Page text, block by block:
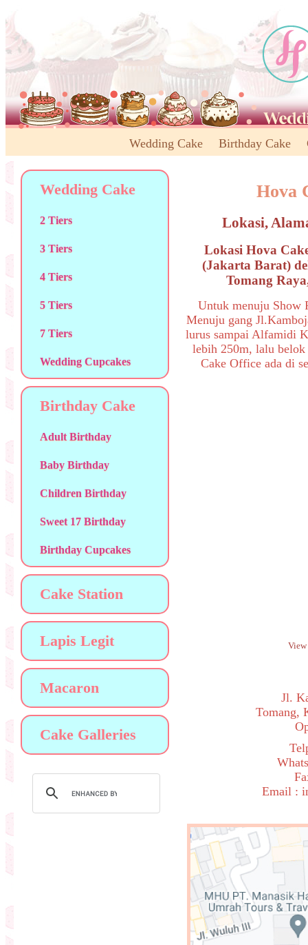
Wedding Cake Birthday Cake
Wedding Cake
2 Tiers
3 Tiers
4 Tiers
5 Tiers
7 Tiers
Wedding Cupcakes
Birthday Cake
Adult Birthday
Baby Birthday
Children Birthday
Sweet 17 Birthday
Birthday Cupcakes
Cake Station
Lapis Legit
Macaron
Cake Galleries
Hova
Lokasi,
Lokasi Hova
(Jakarta Barat)
Tomang
Untuk menuju Show
Menuju gang
lurus sampai Alfamidi
lebih 250m, lalu
Cake Office ada di
View
Jl.
Tomang,
Email :